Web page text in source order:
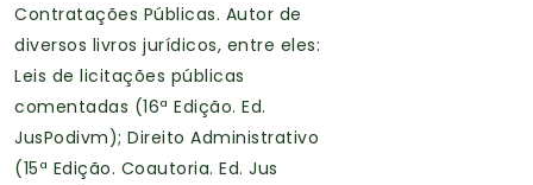
Contratações Públicas. Autor de
diversos livros jurídicos, entre eles:
Leis de licitações públicas
comentadas (16ª Edição. Ed.
JusPodivm); Direito Administrativo
(15ª Edição. Coautoria. Ed. Jus